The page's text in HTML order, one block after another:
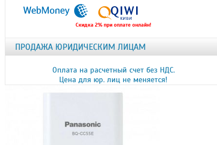
Скидка 2% при оплате онлайн!
ПРОДАЖА ЮРИДИЧЕСКИМ ЛИЦАМ
Оплата на расчетный счет без НДС.
Цена для юр. лиц не меняется!